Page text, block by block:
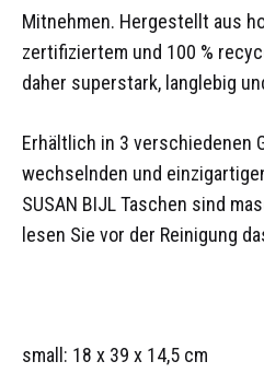
Mitnehmen. Hergestellt aus
zertifiziertem und 100 %
daher superstark, langlebig
Erhältlich in 3 verschiedenen
wechselnden und
SUSAN BIJL Taschen sind
lesen Sie vor der Reinigung
small: 18 x 39 x 14,5 cm